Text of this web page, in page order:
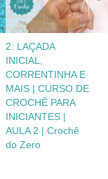
2: LAÇADA
INICIAL,
CORRENTINHA E
MAIS | CURSO DE
CROCHÊ PARA
INICIANTES |
AULA 2 | Crochê
do Zero